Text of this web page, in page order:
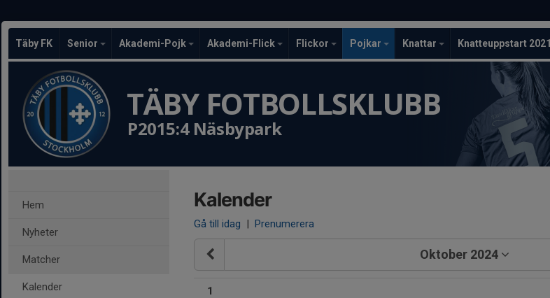
Täby FK Senior Akademi-Pojk Akademi-Flick Flickor Pojkar Knattar Knatteuppstart 2021
TÄBY FOTBOLLSKLUBB
P2015:4 Näsbypark
Hem
Nyheter
Matcher
Kalender
Kalender
Gå till idag | Prenumerera
Oktober 2024
1